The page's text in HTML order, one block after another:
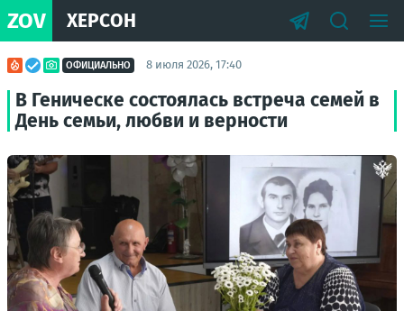
ZOV ХЕРСОН
ОФИЦИАЛЬНО 8 июля 2026, 17:40
В Геническе состоялась встреча семей в
День семьи, любви и верности